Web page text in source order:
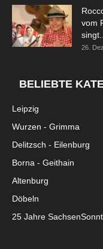
vom
singt...
26.
BELIEBTE
Leipzig
Wurzen - Grimma
Delitzsch - Eilenburg
Borna - Geithain
Altenburg
Döbeln
25 Jahre